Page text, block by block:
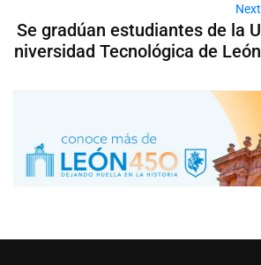
Next
Se gradúan estudiantes de la U
niversidad Tecnológica de León